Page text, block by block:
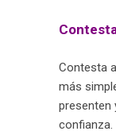
Contesta
más
presenten
confianza.